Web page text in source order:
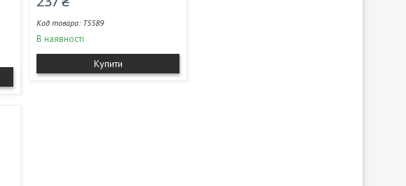
T5589
В наявності
Купити